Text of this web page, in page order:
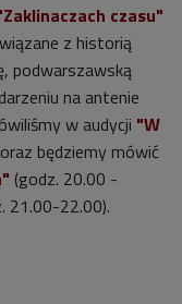
czasu"
z historią
podwarszawską
na antenie
w audycji "W
będziemy mówić
(godz. 20.00 -
21.00-22.00).